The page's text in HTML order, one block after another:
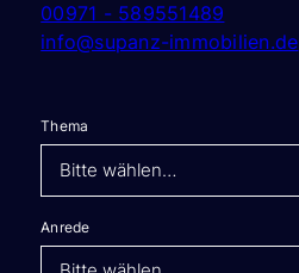
00971 - 589551489
info@supanz-immobilien.de
Thema
Anrede